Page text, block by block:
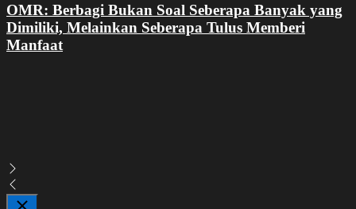
OMR: Berbagi Bukan Soal Seberapa Banyak yang
Dimiliki, Melainkan Seberapa Tulus Memberi
Manfaat
Close